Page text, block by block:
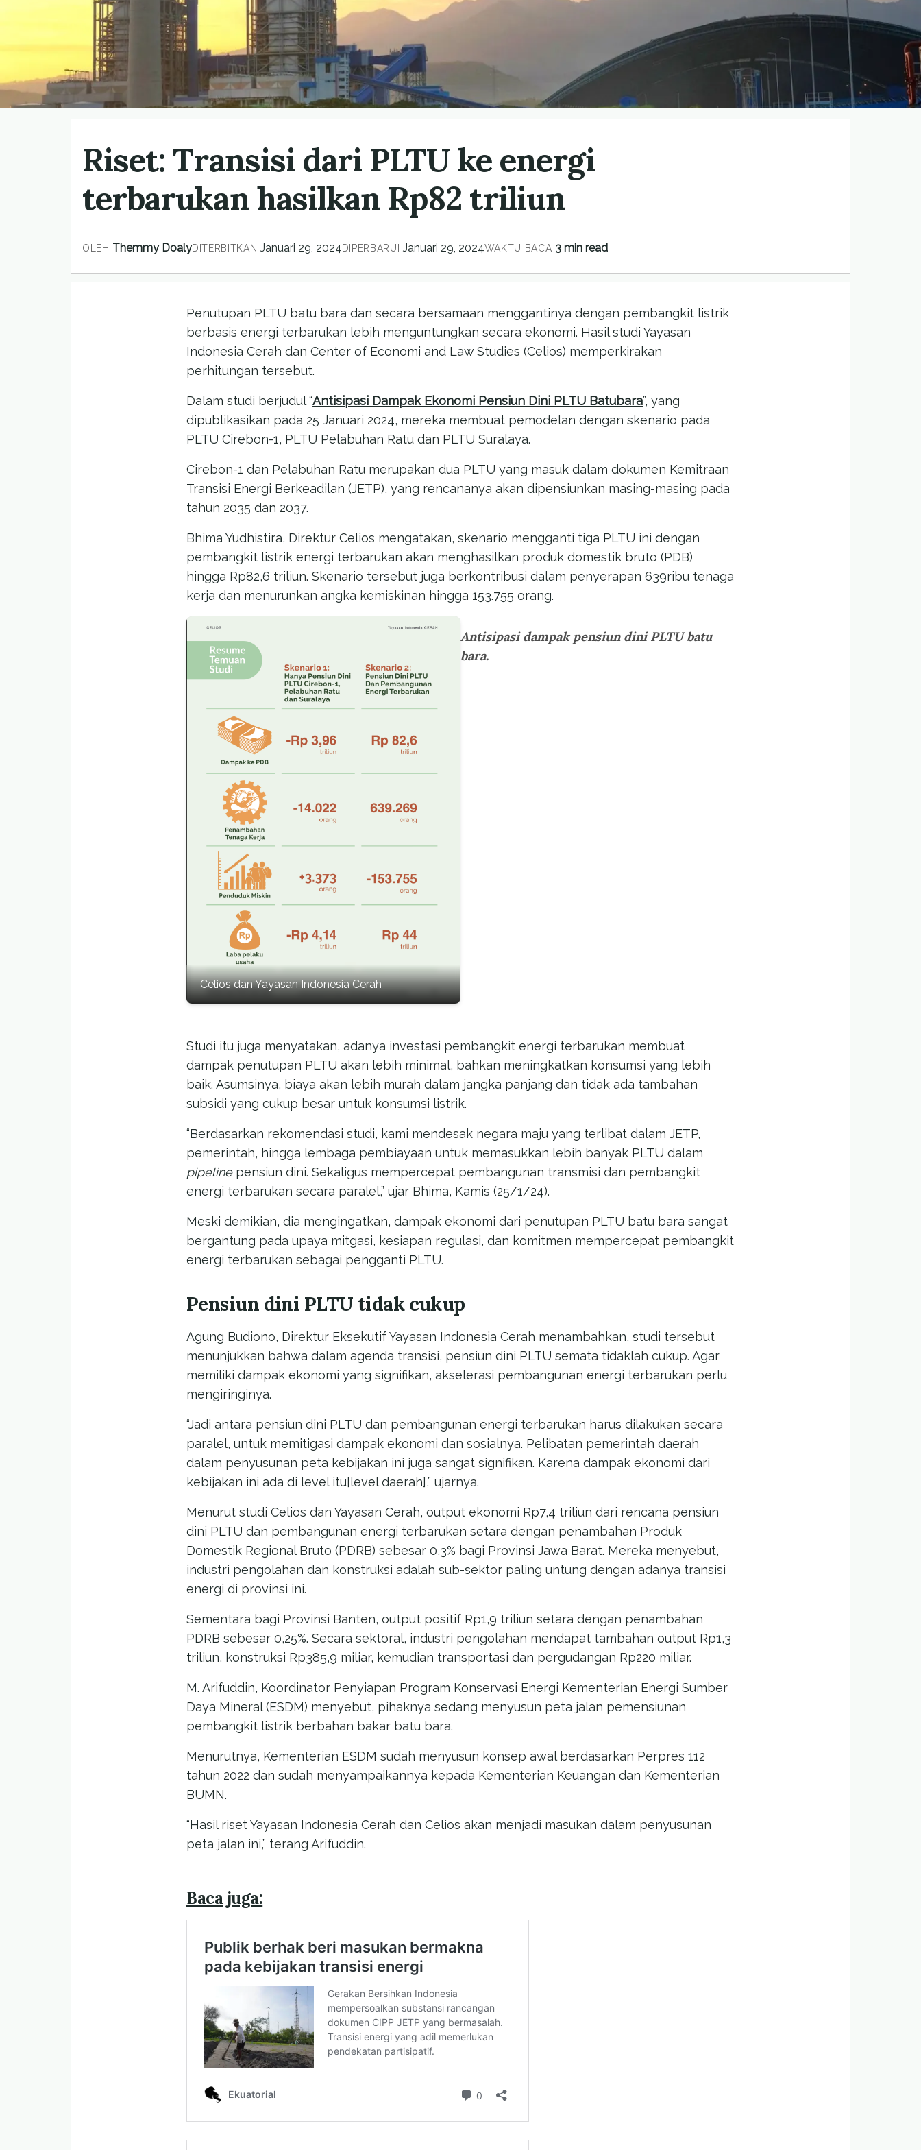
Riset: Transisi dari PLTU ke energi
terbarukan hasilkan Rp82 triliun
OLEH Themmy DoalyDITERBITKAN Januari 29, 2024DIPERBARUI Januari 29, 2024WAKTU BACA 3 min read
Penutupan PLTU batu bara dan secara bersamaan menggantinya dengan pembangkit listrik
berbasis energi terbarukan lebih menguntungkan secara ekonomi. Hasil studi Yayasan
Indonesia Cerah dan Center of Economi and Law Studies (Celios) memperkirakan
perhitungan tersebut.
Dalam studi berjudul “Antisipasi Dampak Ekonomi Pensiun Dini PLTU Batubara”, yang
dipublikasikan pada 25 Januari 2024, mereka membuat pemodelan dengan skenario pada
PLTU Cirebon-1, PLTU Pelabuhan Ratu dan PLTU Suralaya.
Cirebon-1 dan Pelabuhan Ratu merupakan dua PLTU yang masuk dalam dokumen Kemitraan
Transisi Energi Berkeadilan (JETP), yang rencananya akan dipensiunkan masing-masing pada
tahun 2035 dan 2037.
Bhima Yudhistira, Direktur Celios mengatakan, skenario mengganti tiga PLTU ini dengan
pembangkit listrik energi terbarukan akan menghasilkan produk domestik bruto (PDB)
hingga Rp82,6 triliun. Skenario tersebut juga berkontribusi dalam penyerapan 639ribu tenaga
kerja dan menurunkan angka kemiskinan hingga 153.755 orang.
Celios dan Yayasan Indonesia Cerah
Antisipasi dampak pensiun dini PLTU batu
bara.
Studi itu juga menyatakan, adanya investasi pembangkit energi terbarukan membuat
dampak penutupan PLTU akan lebih minimal, bahkan meningkatkan konsumsi yang lebih
baik. Asumsinya, biaya akan lebih murah dalam jangka panjang dan tidak ada tambahan
subsidi yang cukup besar untuk konsumsi listrik.
“Berdasarkan rekomendasi studi, kami mendesak negara maju yang terlibat dalam JETP,
pemerintah, hingga lembaga pembiayaan untuk memasukkan lebih banyak PLTU dalam
pipelinepensiun dini. Sekaligus mempercepat pembangunan transmisi dan pembangkit
energi terbarukan secara paralel,” ujar Bhima, Kamis (25/1/24).
Meski demikian, dia mengingatkan, dampak ekonomi dari penutupan PLTU batu bara sangat
bergantung pada upaya mitgasi, kesiapan regulasi, dan komitmen mempercepat pembangkit
energi terbarukan sebagai pengganti PLTU.
Pensiun dini PLTU tidak cukup
Agung Budiono, Direktur Eksekutif Yayasan Indonesia Cerah menambahkan, studi tersebut
menunjukkan bahwa dalam agenda transisi, pensiun dini PLTU semata tidaklah cukup. Agar
memiliki dampak ekonomi yang signifikan, akselerasi pembangunan energi terbarukan perlu
mengiringinya.
“Jadi antara pensiun dini PLTU dan pembangunan energi terbarukan harus dilakukan secara
paralel, untuk memitigasi dampak ekonomi dan sosialnya. Pelibatan pemerintah daerah
dalam penyusunan peta kebijakan ini juga sangat signifikan. Karena dampak ekonomi dari
kebijakan ini ada di level itu[level daerah],” ujarnya.
Menurut studi Celios dan Yayasan Cerah, output ekonomi Rp7,4 triliun dari rencana pensiun
dini PLTU dan pembangunan energi terbarukan setara dengan penambahan Produk
Domestik Regional Bruto (PDRB) sebesar 0,3% bagi Provinsi Jawa Barat. Mereka menyebut,
industri pengolahan dan konstruksi adalah sub-sektor paling untung dengan adanya transisi
energi di provinsi ini.
Sementara bagi Provinsi Banten, output positif Rp1,9 triliun setara dengan penambahan
PDRB sebesar 0,25%. Secara sektoral, industri pengolahan mendapat tambahan output Rp1,3
triliun, konstruksi Rp385,9 miliar, kemudian transportasi dan pergudangan Rp220 miliar.
M. Arifuddin, Koordinator Penyiapan Program Konservasi Energi Kementerian Energi Sumber
Daya Mineral (ESDM) menyebut, pihaknya sedang menyusun peta jalan pemensiunan
pembangkit listrik berbahan bakar batu bara.
Menurutnya, Kementerian ESDM sudah menyusun konsep awal berdasarkan Perpres 112
tahun 2022 dan sudah menyampaikannya kepada Kementerian Keuangan dan Kementerian
BUMN.
“Hasil riset Yayasan Indonesia Cerah dan Celios akan menjadi masukan dalam penyusunan
peta jalan ini,” terang Arifuddin.
Baca juga: